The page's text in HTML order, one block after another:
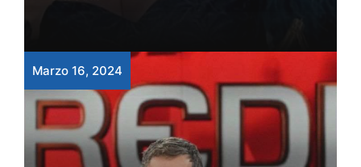
Marzo 16, 2024